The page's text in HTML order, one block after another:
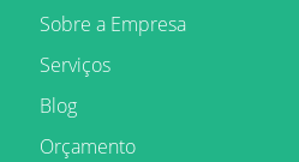
Sobre a Empresa
Serviços
Blog
Orçamento